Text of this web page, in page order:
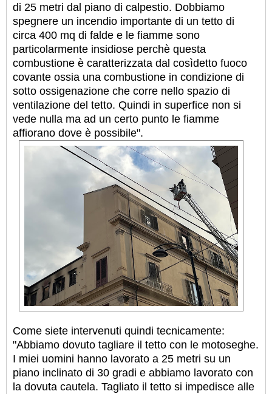
di 25 metri dal piano di calpestio. Dobbiamo
spegnere un incendio importante di un tetto di
circa 400 mq di falde e le fiamme sono
particolarmente insidiose perchè questa
combustione è caratterizzata dal cosìdetto fuoco
covante ossia una combustione in condizione di
sotto ossigenazione che corre nello spazio di
ventilazione del tetto. Quindi in superfice non si
vede nulla ma ad un certo punto le fiamme
affiorano dove è possibile".
Come siete intervenuti quindi tecnicamente:
"Abbiamo dovuto tagliare il tetto con le motoseghe.
I miei uomini hanno lavorato a 25 metri su un
piano inclinato di 30 gradi e abbiamo lavorato con
la dovuta cautela. Tagliato il tetto si impedisce alle